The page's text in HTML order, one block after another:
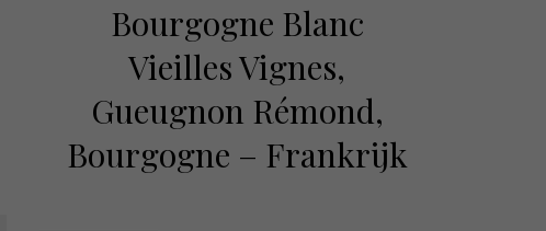
Bourgogne Blanc
Vieilles Vignes,
Gueugnon Rémond,
Bourgogne – Frankrijk